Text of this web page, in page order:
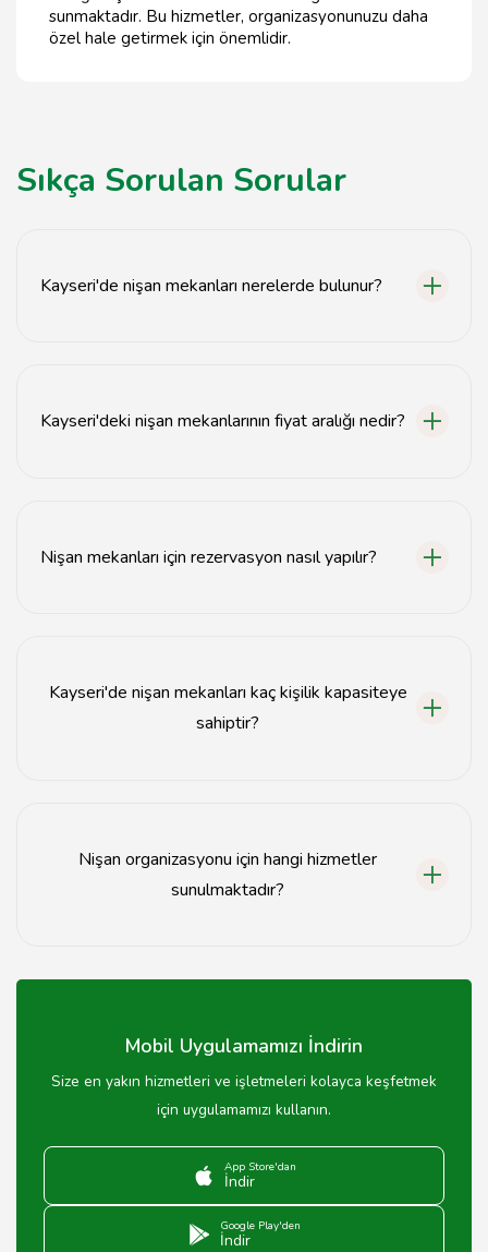
sunmaktadır. Bu hizmetler, organizasyonunuzu daha
özel hale getirmek için önemlidir.
Sıkça Sorulan Sorular
Kayseri'de nişan mekanları nerelerde bulunur?
Kayseri'deki nişan mekanlarının fiyat aralığı nedir?
Nişan mekanları için rezervasyon nasıl yapılır?
Kayseri'de nişan mekanları kaç kişilik kapasiteye
sahiptir?
Nişan organizasyonu için hangi hizmetler
sunulmaktadır?
süsleme, müzik ve fotoğraf hizmetleri sunulmaktadır.
Mobil Uygulamamızı İndirin
Size en yakın hizmetleri ve işletmeleri kolayca keşfetmek
için uygulamamızı kullanın.
App Store'dan
İndir
Google Play'den
İndir